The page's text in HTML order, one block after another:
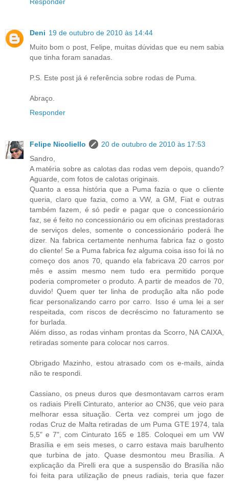
Deni 19 de outubro de 2010 às 14:44
Muito bom o post, Felipe, muitas dúvidas que eu nem sabia
que tinha foram sanadas.
P.S. Este post já é referência sobre rodas de Puma.
Abraço.
Responder
Felipe Nicoliello
20 de outubro de 2010 às 17:53
Sandro,
A matéria sobre as calotas das rodas vem depois, quando?
Aguarde, com fotos de calotas originais.
Quanto a essa história que a Puma fazia o que o cliente
queria, claro que fazia, como a VW, a GM, Fiat e outras
também fazem, é só pedir e pagar que o concessionário
faz, se é feito no concessionário ou em oficinas prestadoras
de serviços deles, somente o concessionário poderá lhe
dizer. Na fabrica certamente nenhuma fabrica faz o gosto
do cliente! Se a Puma fabrica fez alguma coisa isso foi lá no
começo dos anos 70, quando ela fabricava 20 carros por
mês e assim mesmo nem tudo era permitido porque
poderia comprometer o produto. A partir de meados de 70,
duvido! Quem quer ter linha de produção alta não pode
ficar personalizando carro por carro. Isso é uma lei a ser
respeitada, com riscos de decréscimo no faturamento se
for burlada.
Além disso, as rodas vinham prontas da Scorro, NA CAIXA,
retiradas somente para colocar nos carros.
Obrigado Mazinho, estou atrasado com os e-mails, ainda
não te respondi.
Cassiano, os pneus duros que desmontavam carros eram
os radiais Pirelli Cinturato, anterior ao CN36, que veio para
melhorar essa situação. Certa vez comprei um jogo de
rodas Cruz de Malta retiradas de um Puma GTE 1974, tala
5,5" e 7", com Cinturato 165 e 185. Coloquei em um VW
Brasília e em seis meses, o carro estava mais barulhento
que turbina de jato. Quase desmontou meu Brasília. A
explicação da Pirelli era que a suspensão do Brasília não
foi feita para utilização de pneus radiais, teria que fazer